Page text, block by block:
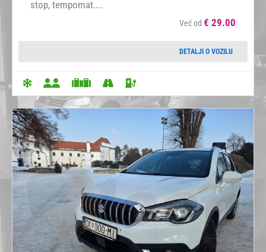
stop, tempomat....
Već od € 29.00
DETALJI O VOZILU